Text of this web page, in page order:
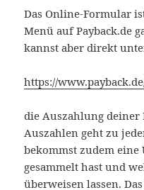
Das Online-Formular
Menü auf Payback.de
kannst aber direkt
https://
die Auszahlung deiner
Auszahlen geht zu
bekommst zudem eine
gesammelt hast und
überweisen lassen.